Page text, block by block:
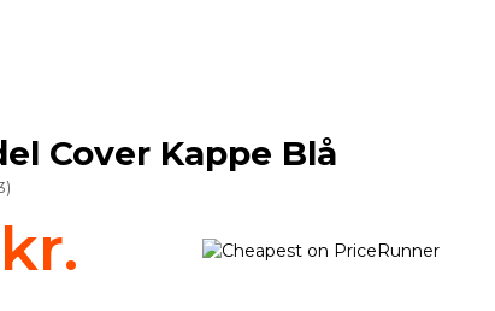
Cover Kappe Blå
)